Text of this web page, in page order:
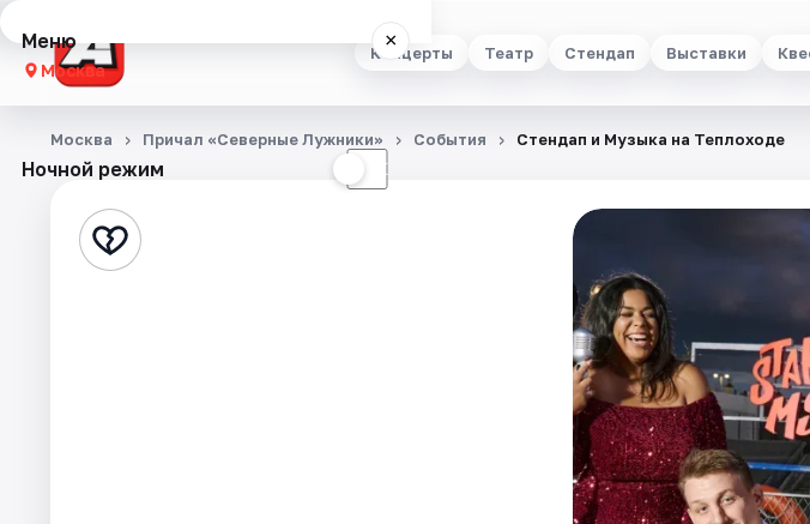
Концерты Театр Стендап Выставки
Меню ×
Москва
Концерты
Стендап
Ночной режим ☾
Москва Причал «Северные Лужники» События Стендап и Музыка на Теплоходе